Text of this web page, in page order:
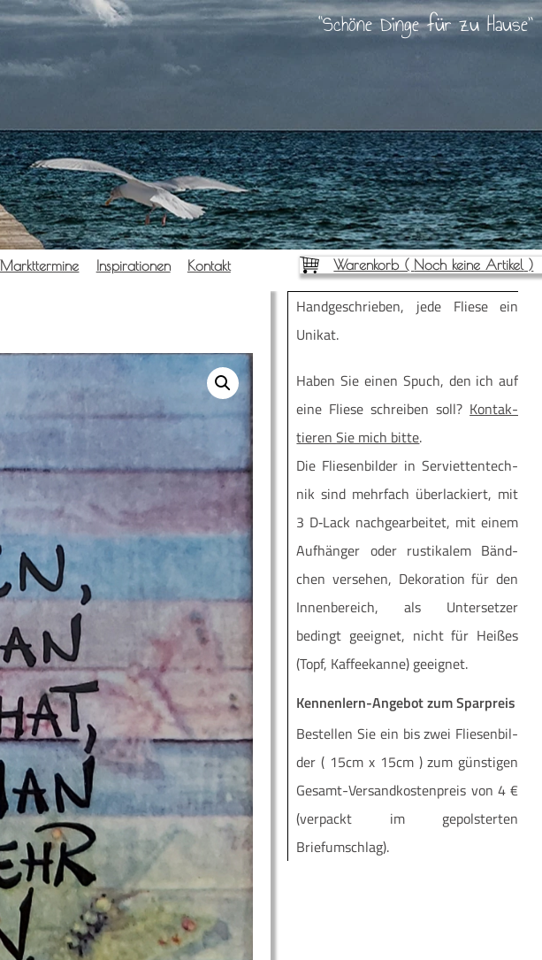
Schöne Dinge für zu Hause
Inspi­ra­tio­nen Kon­takt Warenkorb ( Noch keine Artikel )
Hand­ge­schrie­ben, jede Flie­se ein
Unikat.
Haben Sie einen Spuch, den ich auf
eine Flie­se schrei­ben soll? Kon­tak­
tie­ren Sie mich bit­te.
Die Flie­sen­bil­der in Ser­vi­et­ten­tech­
nik sind mehr­fach über­la­ckiert, mit
3 D‑Lack nach­ge­ar­bei­tet, mit einem
Auf­hän­ger oder rus­ti­ka­lem Bänd­
chen ver­se­hen, Deko­ra­ti­on für den
Innen­be­reich, als Unter­set­zer
bedingt geeig­net, nicht für Hei­ßes
(Topf, Kaf­fee­kan­ne) geeignet.
Kennenlern-Angebot zum Sparpreis
Be­stel­len Sie ein bis zwei Flie­sen­bil­
der ( 15cm x 15cm ) zum güns­ti­gen
Ge­­samt-Ver­­­san­d­­kos­­ten­­preis von 4 €
(ver­packt im ge­pols­ter­ten
Briefumschlag).